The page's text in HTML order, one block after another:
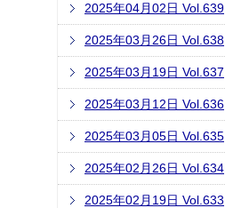
2025年04月02日 Vol.639
2025年03月26日 Vol.638
2025年03月19日 Vol.637
2025年03月12日 Vol.636
2025年03月05日 Vol.635
2025年02月26日 Vol.634
2025年02月19日 Vol.633